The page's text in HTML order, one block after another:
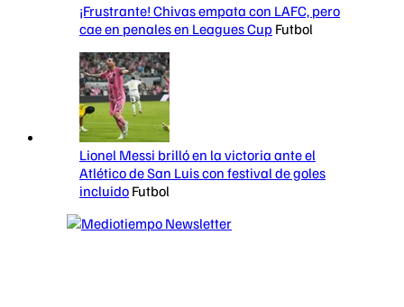
¡Frustrante! Chivas empata con LAFC, pero
cae en penales en Leagues Cup Futbol
Lionel Messi brilló en la victoria ante el
Atlético de San Luis con festival de goles
incluido Futbol